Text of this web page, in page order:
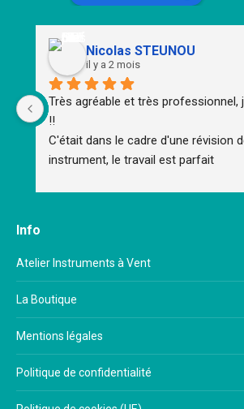
Nicolas STEUNOU
il y a 2 mois
Très agréable et très professionnel,
!!
C'était dans le cadre d'une révision
instrument, le travail est parfait
Info
Atelier Instruments à Vent
La Boutique
Mentions légales
Politique de confidentialité